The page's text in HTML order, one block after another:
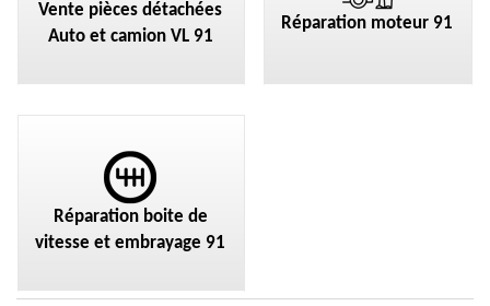
Vente pièces détachées
Auto et camion VL 91
Réparation moteur 91
Réparation boite de
vitesse et embrayage 91